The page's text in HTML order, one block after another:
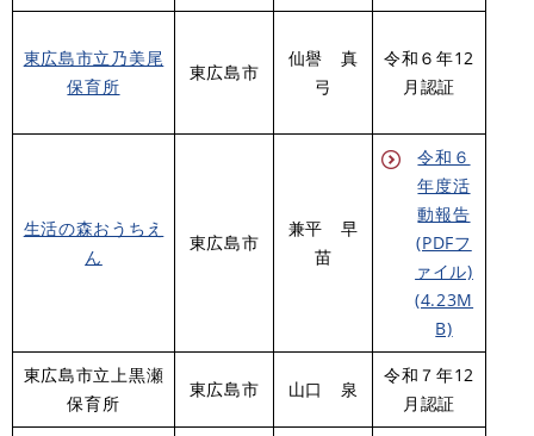
東広島市立乃美尾
保育所
東広島市
仙譽 真
弓
令和６年12
月認証
生活の森おうちえ
ん
東広島市
兼平 早
苗
令和６
年度活
動報告
(PDFフ
ァイル)
(4.23M
B)
東広島市立上黒瀬
保育所
東広島市 山口 泉
令和７年12
月認証